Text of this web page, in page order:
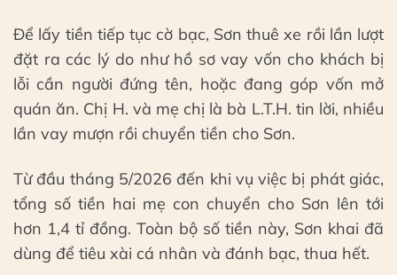
Để lấy tiền tiếp tục cờ bạc, Sơn thuê xe rồi lần lượt
đặt ra các lý do như hồ sơ vay vốn cho khách bị
lỗi cần người đứng tên, hoặc đang góp vốn mở
quán ăn. Chị H. và mẹ chị là bà L.T.H. tin lời, nhiều
lần vay mượn rồi chuyển tiền cho Sơn.
Từ đầu tháng 5/2026 đến khi vụ việc bị phát giác,
tổng số tiền hai mẹ con chuyển cho Sơn lên tới
hơn 1,4 tỉ đồng. Toàn bộ số tiền này, Sơn khai đã
dùng để tiêu xài cá nhân và đánh bạc, thua hết.